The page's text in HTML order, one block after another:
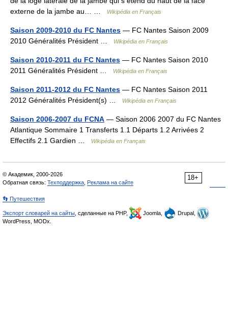
externe de la jambe au… …
Wikipédia en Français
Saison 2009-2010 du FC Nantes — FC Nantes Saison 2009
2010 Généralités Président …
Wikipédia en Français
Saison 2010-2011 du FC Nantes — FC Nantes Saison 2010
2011 Généralités Président …
Wikipédia en Français
Saison 2011-2012 du FC Nantes — FC Nantes Saison 2011
2012 Généralités Président(s) …
Wikipédia en Français
Saison 2006-2007 du FCNA — Saison 2006 2007 du FC Nantes
Atlantique Sommaire 1 Transferts 1.1 Départs 1.2 Arrivées 2
Effectifs 2.1 Gardien …
Wikipédia en Français
18+
© Академик, 2000-2026
Обратная связь: Техподдержка Реклама на сайте
👣 Путешествия
Экспорт словарей на сайты , сделанные на PHP, Joomla,
Drupal,
WordPress, MODx.